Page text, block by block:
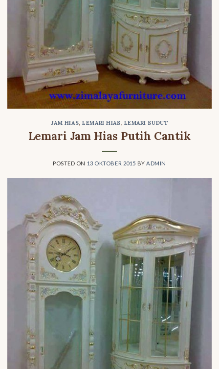
JAM HIAS,LEMARI HIAS, LEMARI SUDUT
Lemari Jam Hias Putih Cantik
POSTED ON 13 OKTOBER 2015 BY ADMIN